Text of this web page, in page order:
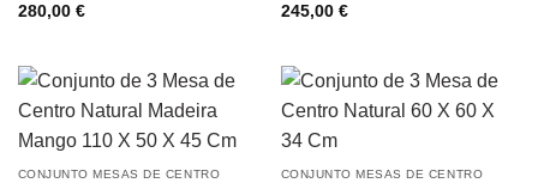
280,00 €
245,00 €
CONJUNTO MESAS DE CENTRO CONJUNTO MESAS DE CENTRO